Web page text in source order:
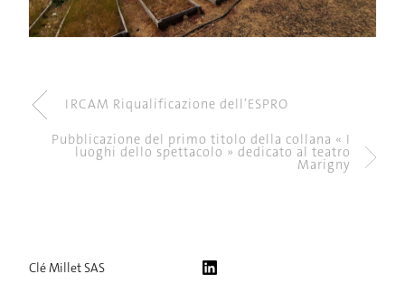
IRCAM Riqualificazione dell’ESPRO
Pubblicazione del primo titolo della collana « I
luoghi dello spettacolo » dedicato al teatro
Marigny
Clé Millet SAS